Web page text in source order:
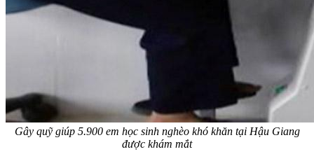
Gây quỹ giúp 5.900 em học sinh nghèo khó khăn tại Hậu Giang
được khám mắt